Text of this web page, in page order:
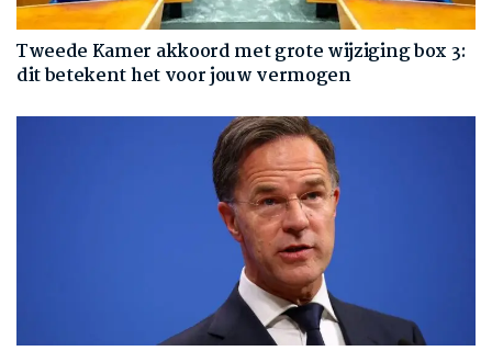
Tweede Kamer akkoord met grote wijziging box 3:
dit betekent het voor jouw vermogen